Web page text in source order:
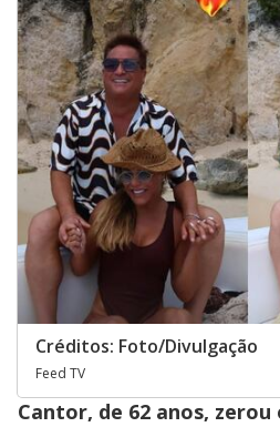
Créditos: Foto/Divulgação
Feed TV
Cantor, de 62 anos,